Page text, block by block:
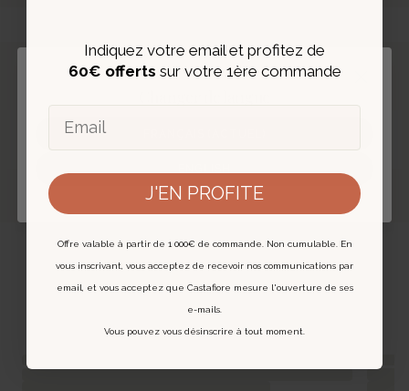
EXPERTISE ET AUTHENTIFICATION
Vous pourriez aussi aimer
Indiquez votre email et profitez de
60€ offerts sur votre 1ère commande
J'EN PROFITE
Offre valable à partir de 1 000€ de commande. Non cumulable. En
vous inscrivant, vous acceptez de recevoir nos communications par
email, et vous acceptez que Castafiore mesure l'ouverture de ses
e-mails.
Vous pouvez vous désinscrire à tout moment.